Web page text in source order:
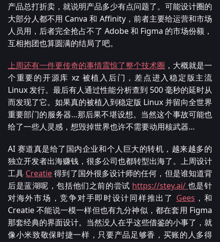
产品总打折卖，就说明产品多少有点问题了。可能设计圈的
大部分人都不用 Canva 和 Affinity，前者主要给运营和市场
人员用，后者完全抢占不了 Adobe 和 Figma 的市场份额，
互相抱团也算圆满的结局了吧。
上周还有一件更传奇的事情震惊了整个技术圈 ，大概就是一
个重要的开源库 xz 被植入后门，差点进入稳定版主流
Linux 发行。最后有人通过性能分析查到 500 毫秒的延时从
而发现了它。如果真的被植入到稳定版 Linux 并留向全世界
重要部门的服务器…那后果不堪设想。当然这个事故可能也
给了一些人灵感，想毁掉世界也许不需要动用核武器…
AI 赛道真是给了国内企业和个人巨大的转机，越来越多的
独立开发者出海赚钱，很多公司也都转型出海了。上周设计
工具 Creatie得到了国外很多设计师的任何，但是谁知道背
后是蓝湖呢，包括他们之前的尝试 https://stey.ai/ 也是针
对海外市场，竞争对手即时设计同样推出了 Gees ，和
Creatie 不能说一模一样但也有九分神似，都在套用 Figma
那套经典的界面设计。当然没人在乎这些借鉴的小事了，就
像小米致敬保时捷一样，只要产品足够香，买账的人多得